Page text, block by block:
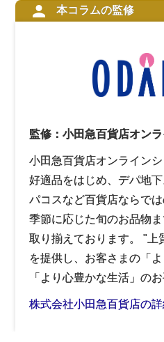
本コラムの監修
監修：小田急百貨店オン
小田急百貨店オンライン
好適品をはじめ、デパ地
パコスなど百貨店ならでは
季節に応じた旬のお品物
取り揃えております。 "上
を提供し、お客さまの「
「より心豊かな生活」の
株式会社小田急百貨店の